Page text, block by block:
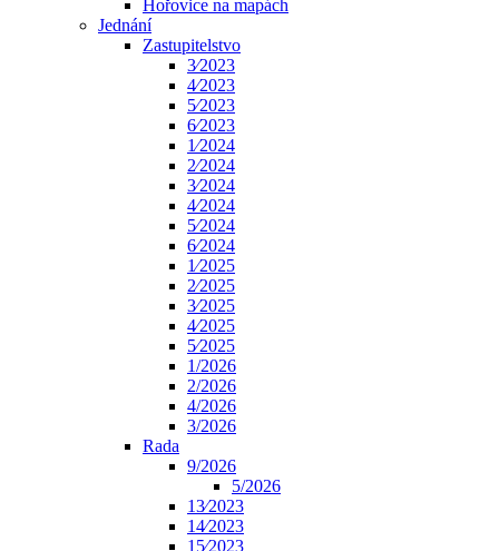
Hořovice na mapách
Jednání
Zastupitelstvo
3⁄2023
4⁄2023
5⁄2023
6⁄2023
1⁄2024
2⁄2024
3⁄2024
4⁄2024
5⁄2024
6⁄2024
1⁄2025
2⁄2025
3⁄2025
4⁄2025
5⁄2025
1/2026
2/2026
4/2026
3/2026
Rada
9/2026
5/2026
13⁄2023
14⁄2023
15⁄2023